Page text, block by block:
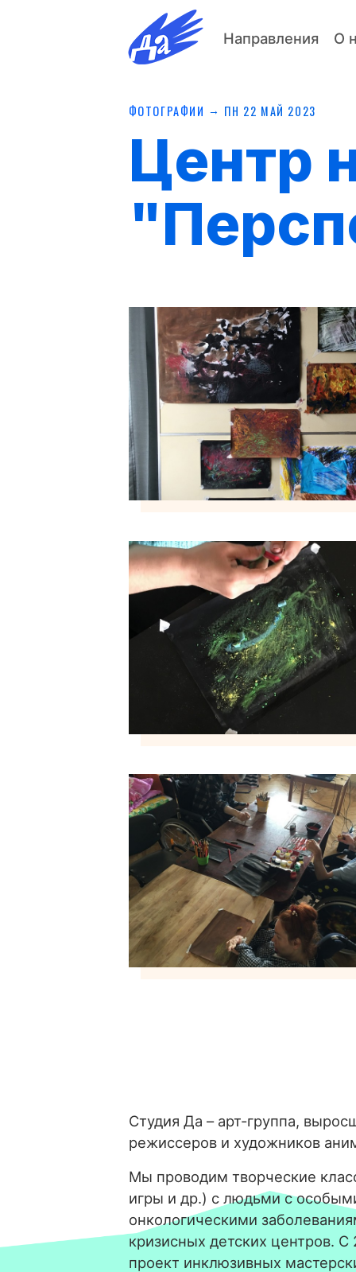
Направления О
ФОТОГРАФИИ → ПН 22 МАЙ 2023
Центр
Студия Да – арт-группа,
режиссеров и художников
Мы проводим творческие
игры и др.) с людьми с
онкологическими
кризисных детских центров.
проект инклюзивных